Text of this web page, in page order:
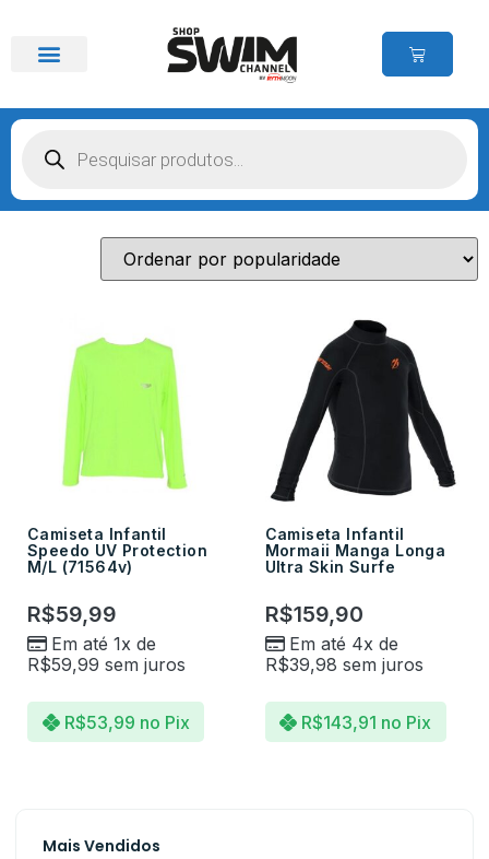
Mais Vendidos
Camiseta Infantil
Speedo UV Protection
M/L (71564v)
R$59,99
Em até 1x de
R$59,99 sem juros
R$53,99 no Pix
Camiseta Infantil
Mormaii Manga Longa
Ultra Skin Surfe
R$159,90
Em até 4x de
R$39,98 sem juros
R$143,91 no Pix